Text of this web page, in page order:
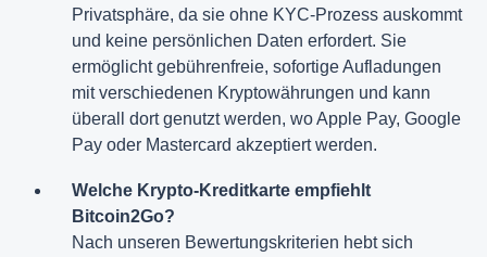
Privatsphäre, da sie ohne KYC-Prozess auskommt
und keine persönlichen Daten erfordert. Sie
ermöglicht gebührenfreie, sofortige Aufladungen
mit verschiedenen Kryptowährungen und kann
überall dort genutzt werden, wo Apple Pay, Google
Pay oder Mastercard akzeptiert werden.
Welche Krypto-Kreditkarte empfiehlt
Bitcoin2Go?
Nach unseren Bewertungskriterien hebt sich